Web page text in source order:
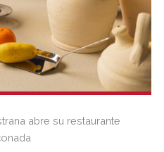
abre su restaurante